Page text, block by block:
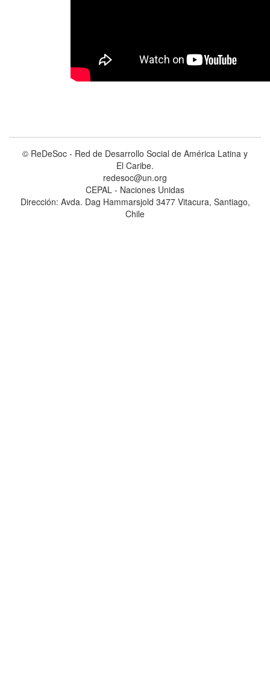
© ReDeSoc - Red de Desarrollo Social de América Latina y
El Caribe.
redesoc@un.org
CEPAL - Naciones Unidas
Dirección: Avda. Dag Hammarsjold 3477 Vitacura, Santiago,
Chile